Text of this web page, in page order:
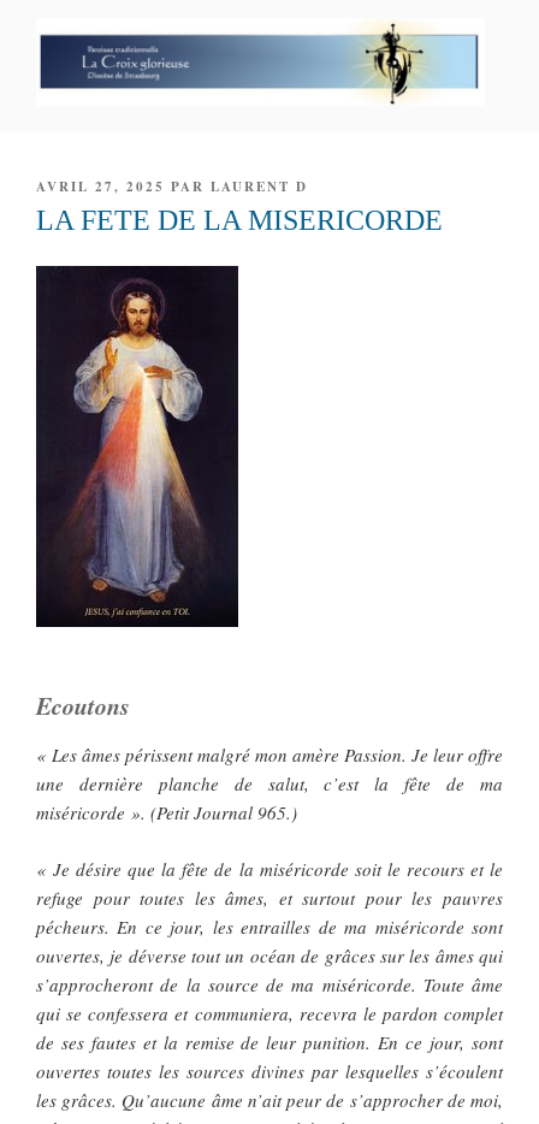
PUBLIÉ
LE
AVRIL 27, 2025 PAR LAURENT D
LA FETE DE LA MISERICORDE
Ecoutons
« Les âmes périssent malgré mon amère Passion. Je leur offre
une dernière planche de salut, c’est la fête de ma
miséricorde ». (Petit Journal 965.)
« Je désire que la fête de la miséricorde soit le recours et le
refuge pour toutes les âmes, et surtout pour les pauvres
pécheurs. En ce jour, les entrailles de ma miséricorde sont
ouvertes, je déverse tout un océan de grâces sur les âmes qui
s’approcheront de la source de ma miséricorde. Toute âme
qui se confessera et communiera, recevra le pardon complet
de ses fautes et la remise de leur punition. En ce jour, sont
ouvertes toutes les sources divines par lesquelles s’écoulent
les grâces. Qu’aucune âme n’ait peur de s’approcher de moi,